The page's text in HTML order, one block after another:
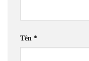
Tên *